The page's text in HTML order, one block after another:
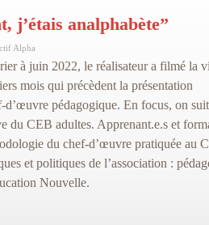
j’étais analphabète”
Alpha
à juin 2022, le réalisateur a filmé la
mois qui précèdent la présentation
d’œuvre pédagogique. En focus, on
du CEB adultes. Apprenant.e.s et
du chef-d’œuvre pratiquée au
et politiques de l’association :
Nouvelle.